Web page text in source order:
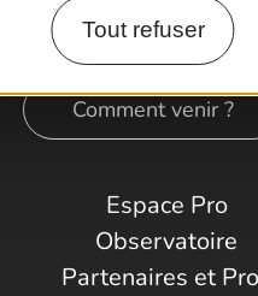
Tout refuser
Comment venir ?
Espace Pro
Observatoire
Partenaires et